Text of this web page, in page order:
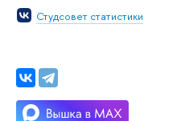
Студсовет статистики